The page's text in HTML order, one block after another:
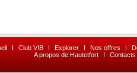
I Club VIB I Explorer I Nos offres I
A propos de Hautetfort
I Contacts